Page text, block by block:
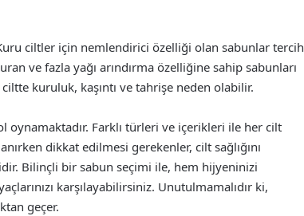
ciltler için nemlendirici özelliği olan sabunlar tercih
ve fazla yağı arındırma özelliğine sahip sabunları
kuruluk, kaşıntı ve tahrişe neden olabilir.
Farklı türleri ve içerikleri ile her cilt
dikkat edilmesi gerekenler, cilt sağlığını
Bilinçli bir sabun seçimi ile, hem hijyeninizi
karşılayabilirsiniz. Unutulmamalıdır ki,
geçer.